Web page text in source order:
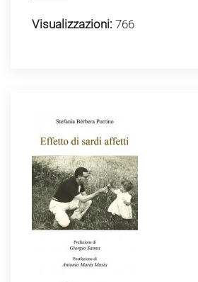
Visualizzazioni: 766